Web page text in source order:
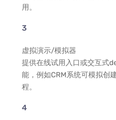
用。
虚拟演示/模拟器
提供在线试用入口或交互式
能，例如CRM系统可模拟创
程。